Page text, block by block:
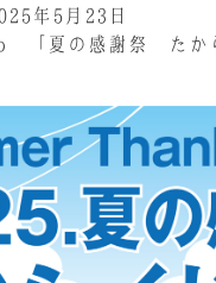
菓子 ご利用案内
菓子 たからについて
年5月23日
夏の感謝祭 たから